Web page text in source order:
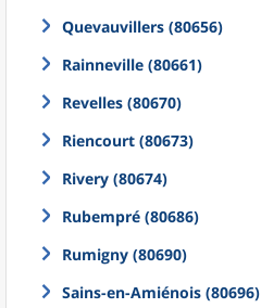
Quevauvillers (80656)
Rainneville (80661)
Revelles (80670)
Riencourt (80673)
Rivery (80674)
Rubempré (80686)
Rumigny (80690)
Sains-en-Amiénois (80696)